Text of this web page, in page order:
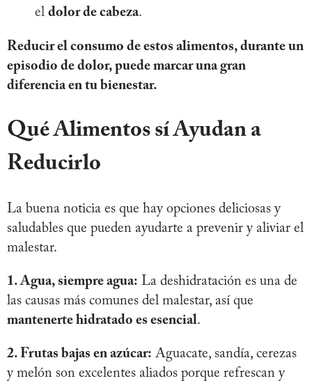
el dolor de cabeza.
Reducir el consumo de estos alimentos, durante un
episodio de dolor, puede marcar una gran
diferencia en tu bienestar.
Qué Alimentos sí Ayudan a
Reducirlo
La buena noticia es que hay opciones deliciosas y
saludables que pueden ayudarte a prevenir y aliviar el
malestar.
1. Agua, siempre agua: La deshidratación es una de
las causas más comunes del malestar, así que
mantenerte hidratado es esencial.
2. Frutas bajas en azúcar: Aguacate, sandía, cerezas
y melón son excelentes aliados porque refrescan y